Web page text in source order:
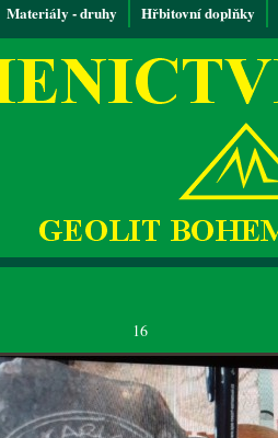
Materiály - druhy Hřbitovní doplňky
16